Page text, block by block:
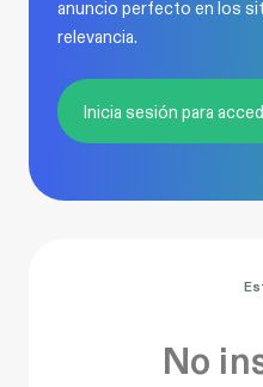
anuncio perfecto en los
relevancia.
Inicia sesión para
No